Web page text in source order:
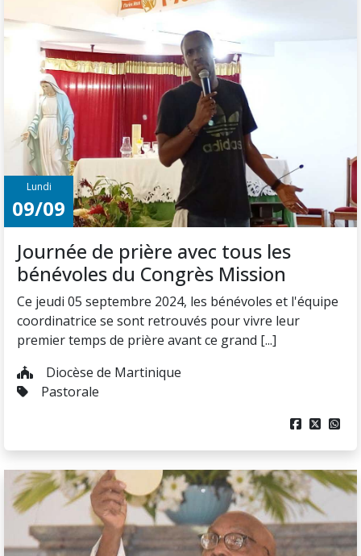
Lundi
09/09
Journée de prière avec tous les
bénévoles du Congrès Mission
Ce jeudi 05 septembre 2024, les bénévoles et l'équipe
coordinatrice se sont retrouvés pour vivre leur
premier temps de prière avant ce grand [...]
Diocèse de Martinique
Pastorale
  